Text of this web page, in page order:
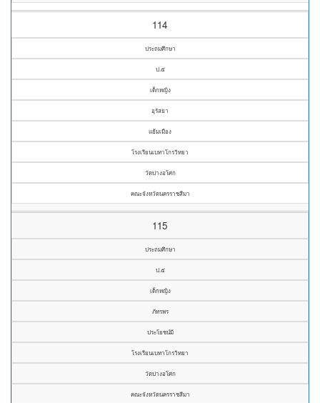
114
ประถมศึกษา
ป.๕
เด็กหญิง
อุรัสยา
แย้มเมือง
โรงเรียนเบทาโกรวิทยา
วัดปางอโศก
คณะจังหวัดนครราชสีมา
115
ประถมศึกษา
ป.๕
เด็กหญิง
ภัทรพร
ประโยชน์มี
โรงเรียนเบทาโกรวิทยา
วัดปางอโศก
คณะจังหวัดนครราชสีมา